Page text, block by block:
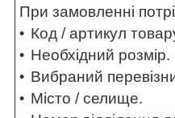
При замовленні
Код / артикул
Необхідний розмір.
Вибраний
Місто / селище.